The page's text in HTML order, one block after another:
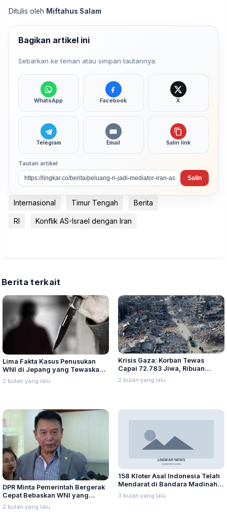
Ditulis oleh Miftahus Salam
Bagikan artikel ini
Sebarkan ke teman atau simpan tautannya.
WhatsApp Facebook X
Telegram Email Salin link
Tautan artikel
Salin
Internasional Timur Tengah Berita
RI Konflik AS-Israel dengan Iran
Berita terkait
Lima Fakta Kasus Penusukan
WNI di Jepang yang Tewaskan
Pekerja Migran Asal Indonesia
2 bulan yang lalu
Krisis Gaza: Korban Tewas
Capai 72.783 Jiwa, Ribuan
Diduga Masih Tertimbun
Reruntuhan
2 bulan yang lalu
DPR Minta Pemerintah Bergerak
Cepat Bebaskan WNI yang
Ditangkap Israel
2 bulan yang lalu
158 Kloter Asal Indonesia Telah
Mendarat di Bandara Madinah,
Puncak Gelombang I Diprediksi
Jatuh pada 6 Mei 2026
3 bulan yang lalu